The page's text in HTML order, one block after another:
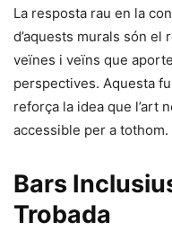
La resposta rau en la
d’aquests murals són el
veïnes i veïns que
perspectives. Aquesta
reforça la idea que l’art
accessible per a tothom.
Bars
Trobada